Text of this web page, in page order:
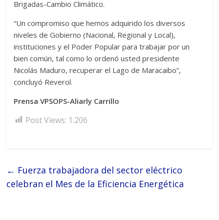
Brigadas-Cambio Climático.
“Un compromiso que hemos adquirido los diversos
niveles de Gobierno (Nacional, Regional y Local),
instituciones y el Poder Popular para trabajar por un
bien común, tal como lo ordenó usted presidente
Nicolás Maduro, recuperar el Lago de Maracaibo”,
concluyó Reverol.
Prensa VPSOPS-Aliarly Carrillo
Post Views: 1.206
← Fuerza trabajadora del sector eléctrico
celebran el Mes de la Eficiencia Energética